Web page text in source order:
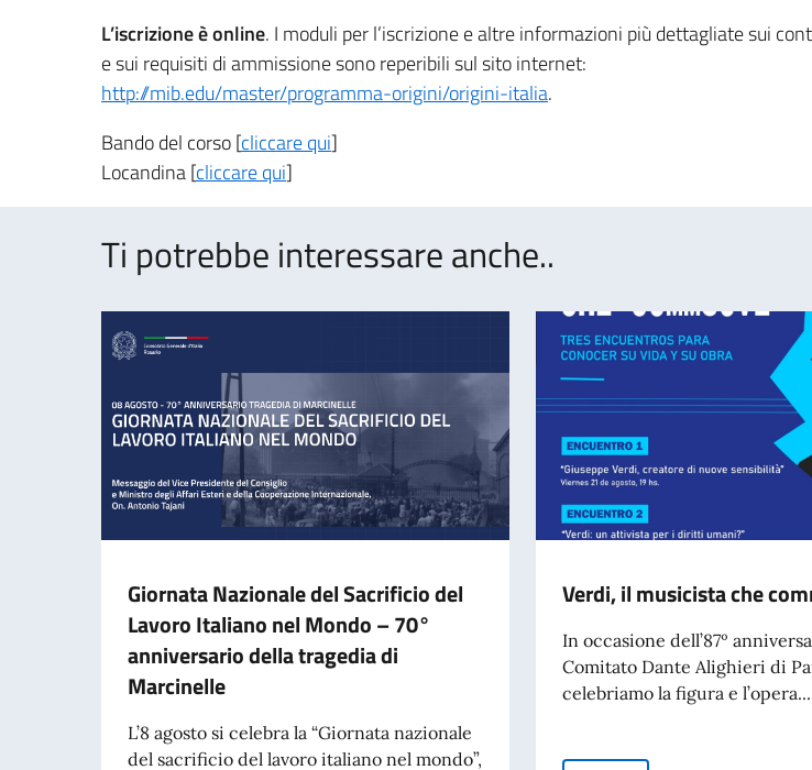
L’iscrizione è online. I moduli per l’iscrizione e altre informazioni più dettagliate sui
e sui requisiti di ammissione sono reperibili sul sito internet:
http://mib.edu/master/programma-origini/origini-italia.
Bando del corso [cliccare qui]
Locandina [cliccare qui]
Ti potrebbe interessare anche..
Giornata Nazionale del Sacrificio del
Lavoro Italiano nel Mondo – 70°
anniversario della tragedia di
Marcinelle
L’8 agosto si celebra la “Giornata nazionale
del sacrificio del lavoro italiano nel mondo”,
Verdi, il musicista che
In occasione dell’87º
Comitato Dante Alighieri di
celebriamo la figura e l’opera...